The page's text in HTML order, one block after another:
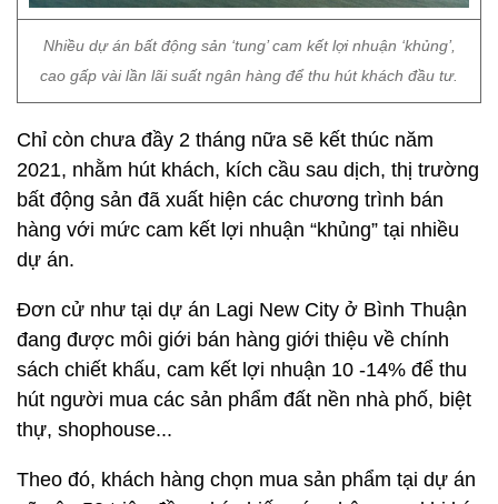
Nhiều dự án bất động sản ‘tung’ cam kết lợi nhuận ‘khủng’,
cao gấp vài lần lãi suất ngân hàng để thu hút khách đầu tư.
Chỉ còn chưa đầy 2 tháng nữa sẽ kết thúc năm
2021, nhằm hút khách, kích cầu sau dịch, thị trường
bất động sản đã xuất hiện các chương trình bán
hàng với mức cam kết lợi nhuận “khủng” tại nhiều
dự án.
Đơn cử như tại dự án Lagi New City ở Bình Thuận
đang được môi giới bán hàng giới thiệu về chính
sách chiết khấu, cam kết lợi nhuận 10 -14% để thu
hút người mua các sản phẩm đất nền nhà phố, biệt
thự, shophouse...
Theo đó, khách hàng chọn mua sản phẩm tại dự án